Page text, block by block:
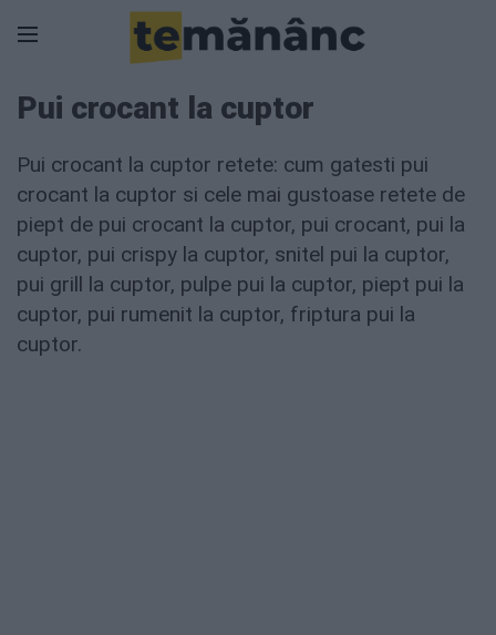
Pui crocant la cuptor
Pui crocant la cuptor retete: cum gatesti pui
crocant la cuptor si cele mai gustoase retete de
piept de pui crocant la cuptor, pui crocant, pui la
cuptor, pui crispy la cuptor, snitel pui la cuptor,
pui grill la cuptor, pulpe pui la cuptor, piept pui la
cuptor, pui rumenit la cuptor, friptura pui la
cuptor.